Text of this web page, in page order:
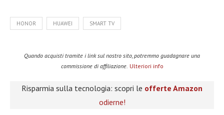
HONOR HUAWEI SMART TV
Quando acquisti tramite i link sul nostro sito, potremmo guadagnare una
commissione di affiliazione. Ulteriori info
Risparmia sulla tecnologia: scopri le offerte Amazon
odierne!